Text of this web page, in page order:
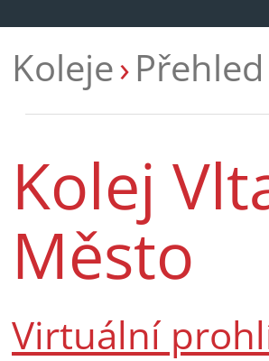
Koleje
Kolej
Město
Virtuální